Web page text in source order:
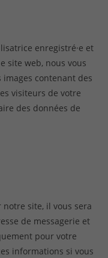
enregistré·e et
site web, nous vous
images contenant des
visiteurs de votre
des données de
site, il vous sera
de messagerie et
pour votre
informations si vous